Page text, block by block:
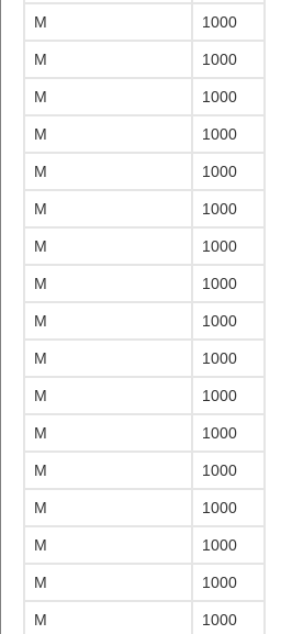
M 1000
M 1000
M 1000
M 1000
M 1000
M 1000
M 1000
M 1000
M 1000
M 1000
M 1000
M 1000
M 1000
M 1000
M 1000
M 1000
M 1000